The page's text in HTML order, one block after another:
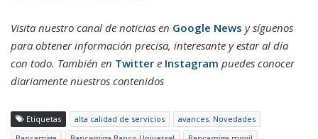
Visita nuestro canal de noticias en Google News y síguenos
para obtener información precisa, interesante y estar al día
con todo. También en Twitter e Instagram puedes conocer
diariamente nuestros contenidos
Etiquetas alta calidad de servicios
avances. Novedades